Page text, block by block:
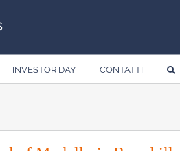
INVESTOR DAY CONTATTI